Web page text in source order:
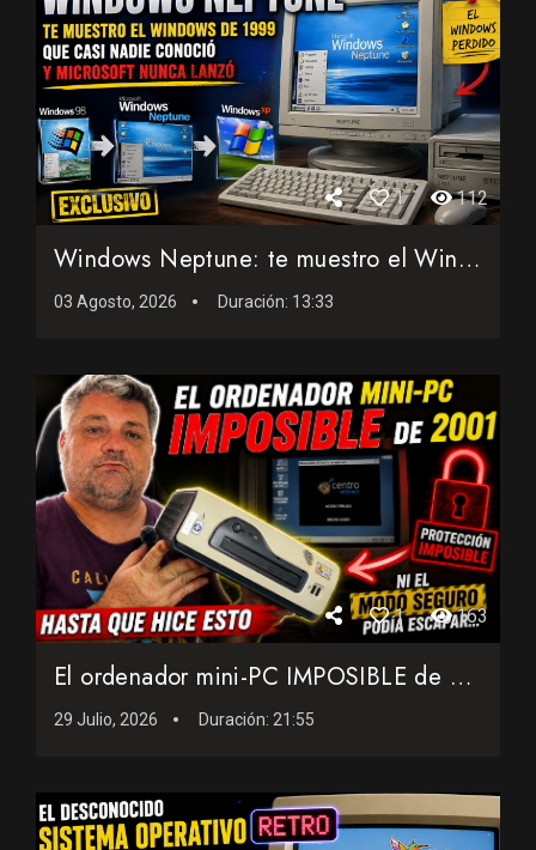
1 112
Windows Neptune: te muestro el Windows de 1999 que casi nadi...
03 Agosto, 2026 Duración: 13:33
1 163
El ordenador mini-PC IMPOSIBLE de 2001: Ni el modo seguro po...
29 Julio, 2026 Duración: 21:55